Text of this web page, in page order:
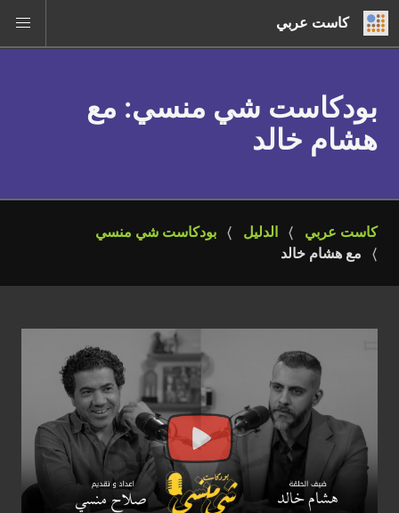
كاست عربي
بودكاست شي منسي: مع
هشام خالد
كاست عربي الدليل
بودكاست شي منسي
مع هشام خالد